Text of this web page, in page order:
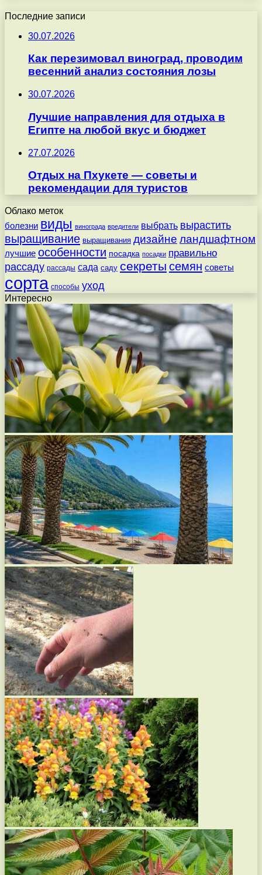
Последние записи
30.07.2026
Как перезимовал виноград, проводим
весенний анализ состояния лозы
30.07.2026
Лучшие направления для отдыха в
Египте на любой вкус и бюджет
27.07.2026
Отдых на Пхукете — советы и
рекомендации для туристов
Облако меток
болезни виды винограда вредители выбрать вырастить
выращивание выращивания дизайне ландшафтном
лучшие особенности посадка посадки правильно
рассаду рассады сада саду секреты семян советы
сорта способы уход
Интересно